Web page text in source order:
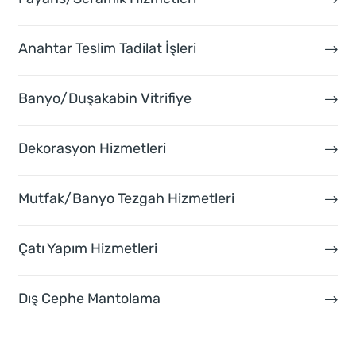
Anahtar Teslim Tadilat İşleri
Banyo/Duşakabin Vitrifiye
Dekorasyon Hizmetleri
Mutfak/Banyo Tezgah Hizmetleri
Çatı Yapım Hizmetleri
Dış Cephe Mantolama